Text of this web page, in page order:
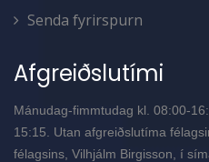
Senda fyrirspurn
Afgreiðslutími
Mánudag-fimmtudag kl. 08:00-
15:15. Utan afgreiðslutíma
félagsins, Vilhjálm Birgisson, í